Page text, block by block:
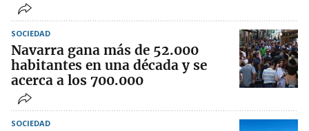
SOCIEDAD
Navarra gana más de 52.000
habitantes en una década y se
acerca a los 700.000
SOCIEDAD